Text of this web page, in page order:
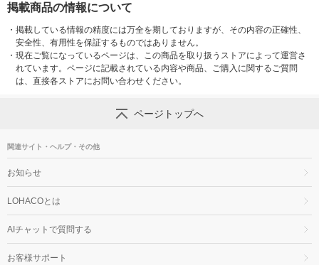
掲載商品の情報について
・ 掲載している情報の精度には万全を期しておりますが、その内容の正確性、
安全性、有用性を保証するものではありません。
・ 現在ご覧になっているページは、この商品を取り扱うストアによって運営さ
れています。ページに記載されている内容や商品、ご購入に関するご質問
は、直接各ストアにお問い合わせください。
ページトップへ
関連サイト・ヘルプ・その他
お知らせ
LOHACOとは
AIチャットで質問する
お客様サポート